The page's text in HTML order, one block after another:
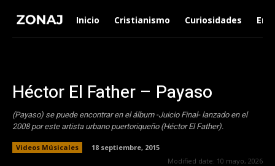
Inicio Cristianismo Curiosidades
Héctor El Father – Payaso
(Payaso) se puede encontrar en el álbum -Juicio Final- lanzado en el
2008 por este artista urbano puertoriqueño (Héctor El Father).
Videos Músicales
18 septiembre, 2015
Modified date: 10 mayo, 2026